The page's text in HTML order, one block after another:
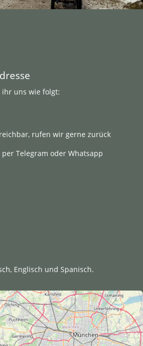
uns wie folgt:
rufen wir gerne zurück
Telegram oder Whatsapp
Englisch und Spanisch.